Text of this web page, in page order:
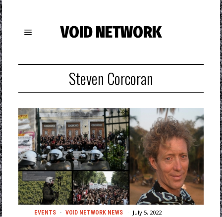
VOID NETWORK
Steven Corcoran
EVENTS · VOID NETWORK NEWS July 5, 2022